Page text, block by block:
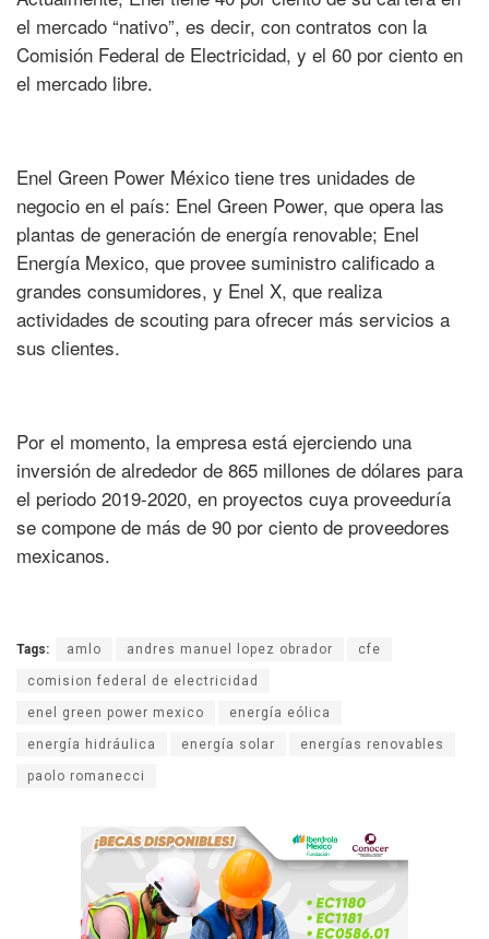
el mercado “nativo”, es decir, con contratos con la
Comisión Federal de Electricidad, y el 60 por ciento en
el mercado libre.
Enel Green Power México tiene tres unidades de
negocio en el país: Enel Green Power, que opera las
plantas de generación de energía renovable; Enel
Energía Mexico, que provee suministro calificado a
grandes consumidores, y Enel X, que realiza
actividades de scouting para ofrecer más servicios a
sus clientes.
Por el momento, la empresa está ejerciendo una
inversión de alrededor de 865 millones de dólares para
el periodo 2019-2020, en proyectos cuya proveeduría
se compone de más de 90 por ciento de proveedores
mexicanos.
Tags: amlo andres manuel lopez obrador cfe
comision federal de electricidad
enel green power mexico energía eólica
energía hidráulica energía solar energías renovables
paolo romanecci